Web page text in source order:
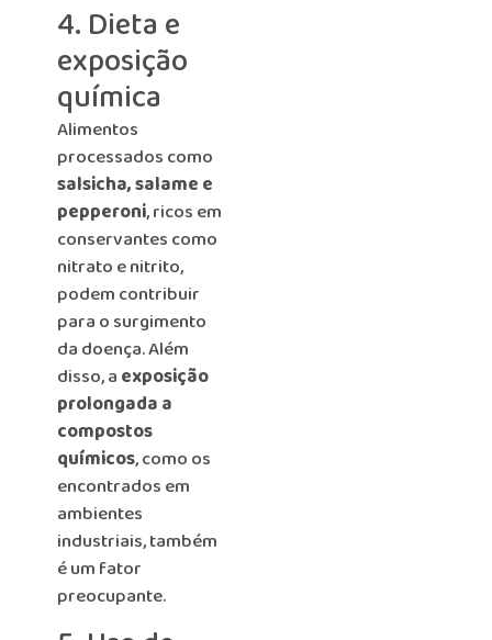
4. Dieta e
exposição
química
Alimentos
processados como
salsicha, salame e
pepperoni, ricos em
conservantes como
nitrato e nitrito,
podem contribuir
para o surgimento
da doença. Além
disso, aexposição
prolongada a
compostos
químicos, como os
encontrados em
ambientes
industriais, também
é um fator
preocupante.